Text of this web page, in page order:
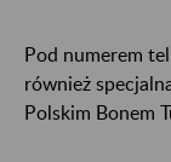
Pod numerem
również
Polskim Bonem